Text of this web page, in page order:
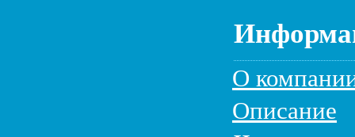
О
Описание